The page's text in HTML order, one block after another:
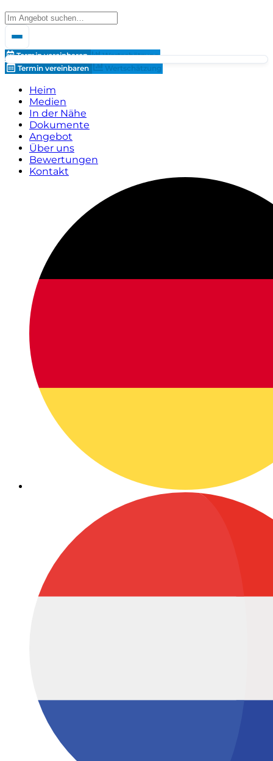
Termin vereinbaren
Wertschätzung
Termin vereinbaren
Wertschätzung
Heim
Medien
In der Nähe
Dokumente
Angebot
Über uns
Bewertungen
Kontakt